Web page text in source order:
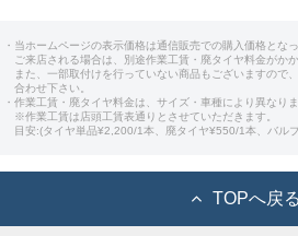
・当ホームページの表示価格は通信販売での購入価格とな
ご来店される場合は、別途作業工賃・廃タイヤ料金がか
また、一部取付けを行っていない商品もございますので
合わせ下さい。
・作業工賃・廃タイヤ料金は、サイズ・車種により異なりま
※作業工賃は店頭工賃表通りとさせていただきます。
目安:(タイヤ単品¥2,200/1本、廃タイヤ¥550/1本、バル
TOPへ戻る